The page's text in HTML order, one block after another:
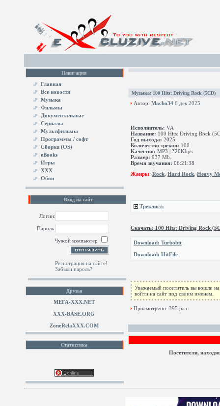
Навигация
Главная
Все новости
Музыка
Фильмы
Документальные
Сериалы
Мультфильмы
Программы / софт
Сборки (OS)
eBooks
Игры
XXX
Обои
Вход на сайт
Логин:
Пароль:
Чужой компьютер
Регистрация на сайте!
Забыли пароль?
Друзья
МЕГА-ХХХ.NET
XXX-BASE.ORG
ZoneRelaXXX.COM
Статистика
Музыка: 100 Hits: Driving Rock (5CD)
Автор: Macho34 6 дек 2025
Исполнитель: VA
Название: 100 Hits: Driving Rock
Год выхода: 2025
Количество треков: 100
Качество: MP3 | 320Kbps
Размер: 937 Mb.
Время звучания: 06:21:38
Жанры: Rock Hard Rock Heavy
Треклист:
Скачать: 100 Hits: Driving Rock
Download: Turbobit
Download: HitFile
Уважаемый посетитель вы вошли на
войти на сайт под своим именем.
Просмотрено: 395 раз
Посетители,